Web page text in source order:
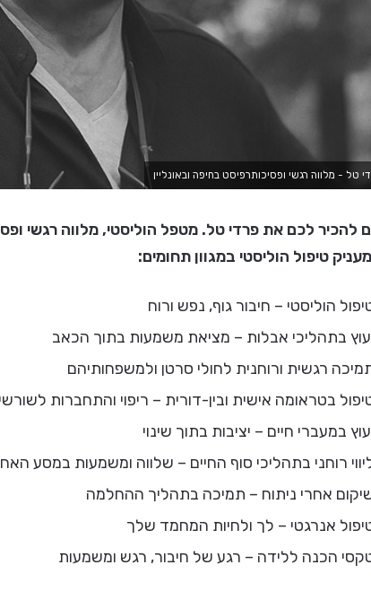
טל - מלווה רגשי ופסיכותרפיסט בחיפה ובאונליין
להכיר לכם את פרדי טל. מטפל הוליסטי, מלווה רגשי
טיפול הוליסטי במגוון תחומים:
הוליסטי – חיבור גוף, נפש ורוח
בתהליכי אבלות – מציאת משמעות בתוך הכאב
רגשית ורוחנית לחולי סרטן ולמשפחותיהם
בטראומה אישית ובין-דורית – ריפוי והתחברות
במעברי חיים – יציבות בתוך שינוי
רוחני בתהליכי סוף החיים – שלווה ומשמעות במסע
אחרי ניתוח – תמיכה בתהליך ההחלמה
אנרגטי – לך ולחיות המחמד שלך
הכנה ללידה – רגע של חיבור, רגש ומשמעות